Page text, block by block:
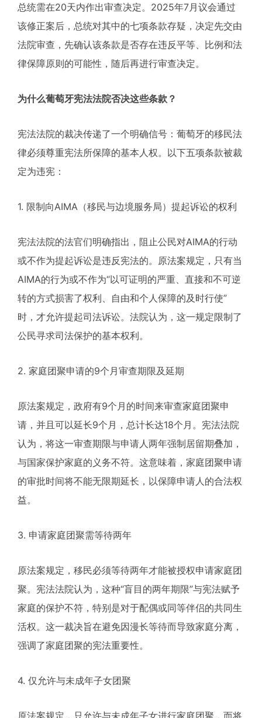
总统需在20天内作出审查决定。2025年7月议会通过
该修正案后，总统对其中的七项条款存疑，决定先交由
法院审查，先确认该条款是否存在违反平等、比例和法
律保障原则的可能性，随后再进行审查决定。
为什么葡萄牙宪法法院否决这些条款？
宪法法院的裁决传递了一个明确信号：葡萄牙的移民法
律必须尊重宪法所保障的基本人权。以下五项条款被裁
定为违宪：
1. 限制向AIMA（移民与边境服务局）提起诉讼的权利
宪法法院的法官们明确指出，阻止公民对AIMA的行动
或不作为提起诉讼是违反宪法的。原法案规定，只有当
AIMA的行为或不作为“以可证明的严重、直接和不可逆
转的方式损害了权利、自由和个人保障的及时行使”
时，才允许提起司法诉讼。法院认为，这一规定限制了
公民寻求司法保护的基本权利。
2. 家庭团聚申请的9个月审查期限及延期
原法案规定，政府有9个月的时间来审查家庭团聚申
请，并且可以延长9个月，总计长达18个月。宪法法院
认为，将这一审查期限与申请人两年强制居留期叠加，
与国家保护家庭的义务不符。这意味着，家庭团聚申请
的审批时间将不能无限期延长，以保障申请人的合法权
益。
3. 申请家庭团聚需等待两年
原法案规定，移民必须等待两年才能被授权申请家庭团
聚。宪法法院认为，这种“盲目的两年期限”与宪法赋予
家庭的保护不符，特别是对于配偶或同等伴侣的共同生
活权。这一裁决旨在避免因漫长等待而导致家庭分离，
强调了家庭团聚的宪法重要性。
4. 仅允许与未成年子女团聚
原法案规定，只允许与未成年子女进行家庭团聚，而将